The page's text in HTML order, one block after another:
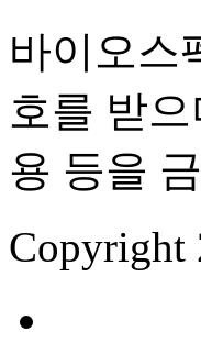
바이오스
호를 받
용 등을
Copyright